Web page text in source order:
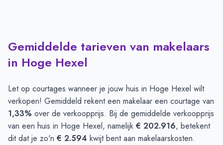
Gemiddelde tarieven van makelaars
in Hoge Hexel
Let op courtages wanneer je jouw huis in Hoge Hexel wilt
verkopen! Gemiddeld rekent een makelaar een courtage van
1,33% over de verkoopprijs. Bij de gemiddelde verkoopprijs
van een huis in Hoge Hexel, namelijk € 202.916, betekent
dit dat je zo'n € 2.594 kwijt bent aan makelaarskosten.